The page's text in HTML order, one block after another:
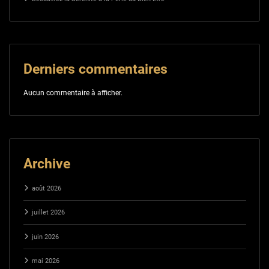
Derniers commentaires
Aucun commentaire à afficher.
Archive
août 2026
juillet 2026
juin 2026
mai 2026